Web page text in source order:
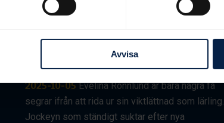
Avvisa
Lägg namnet Evelina
Rönnlund på minnet
2025-10-05 Evelina Rönnlund är bara några få
segrar ifrån att rida ur sin viktlättnad som lärling.
Jockeyn som ständigt suktar efter nya